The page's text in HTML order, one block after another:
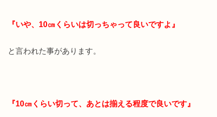
『いや、10㎝くらいは切っちゃって良いですよ』
と言われた事があります。
『10㎝くらい切って、あとは揃える程度で良いです』